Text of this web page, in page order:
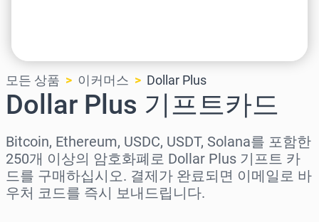
모든 상품 이커머스 Dollar Plus
Dollar Plus 기프트카드
Bitcoin, Ethereum, USDC, USDT, Solana를 포함한
250개 이상의 암호화폐로 Dollar Plus 기프트 카
드를 구매하십시오. 결제가 완료되면 이메일로 바
우처 코드를 즉시 보내드립니다.